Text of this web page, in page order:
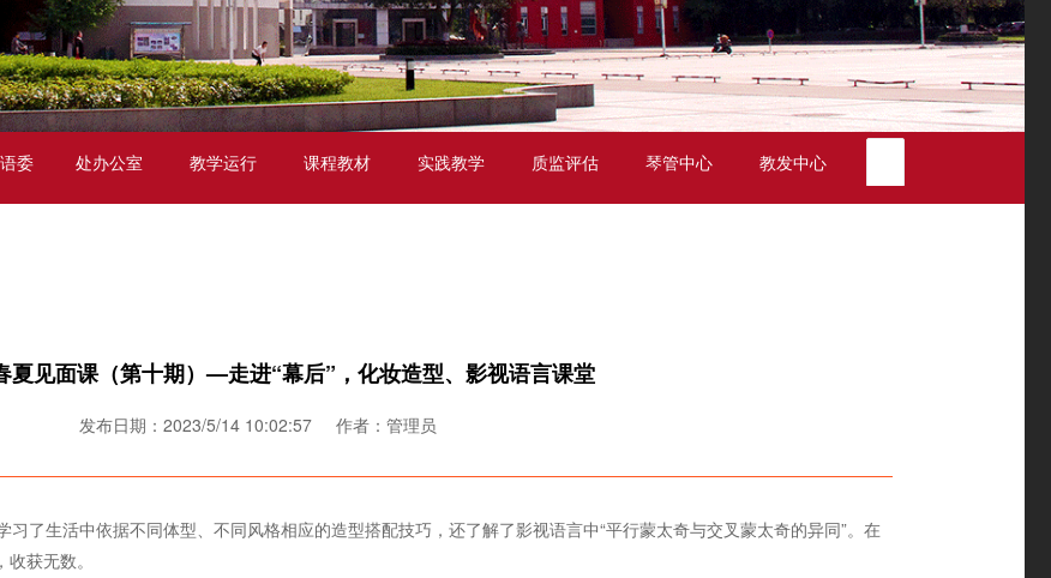
委 处办公室 教学运行 课程教材 实践教学 质监评估 琴管中心 教发中心
夏见面课（第十期）—走进“幕后”，化妆造型、影视语言课堂
发布日期：2023/5/14 10:02:57 作者：管理员
了生活中依据不同体型、不同风格相应的造型搭配技巧，还了解了影视语言中“平行蒙太奇与交叉蒙太奇的异同”。在
获无数。